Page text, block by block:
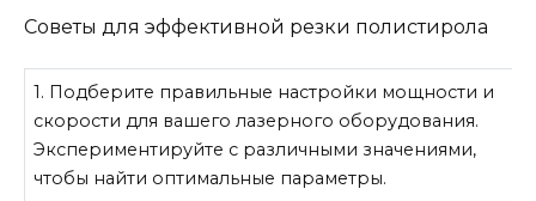
Советы для эффективной резки полистирола
1. Подберите правильные настройки мощности и
скорости для вашего лазерного оборудования.
Экспериментируйте с различными значениями,
чтобы найти оптимальные параметры.